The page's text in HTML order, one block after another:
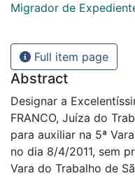
Migrador de
Full item page
Abstract
Designar a
FRANCO, Juíza do
para auxiliar na 5ª
no dia 8/4/2011, sem
Vara do Trabalho de